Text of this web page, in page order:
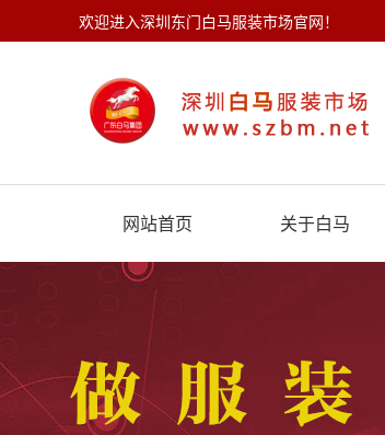
欢迎进入深圳东门白马服装市场官网！
网站首页 关于白马